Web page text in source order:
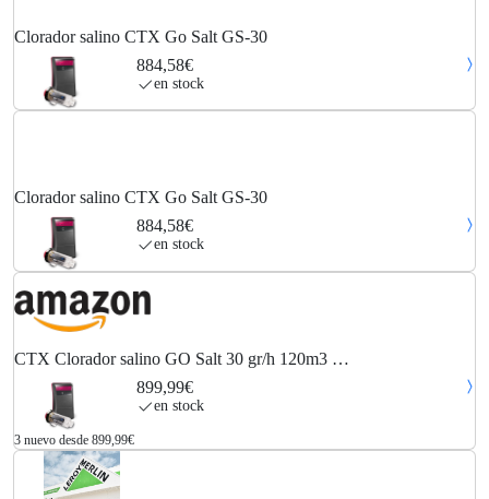
Clorador salino CTX Go Salt GS-30
884,58€
en stock
Clorador salino CTX Go Salt GS-30
884,58€
en stock
CTX Clorador salino GO Salt 30 gr/h 120m3 …
899,99€
en stock
3 nuevo desde 899,99€